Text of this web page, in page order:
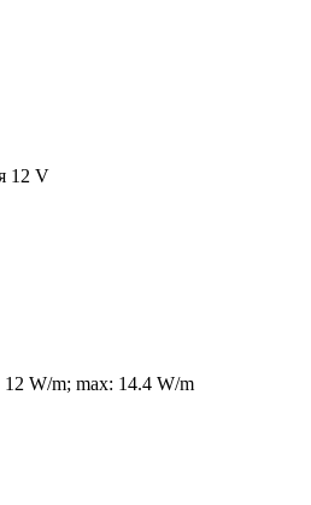
12 V
12 W/m; max: 14.4 W/m